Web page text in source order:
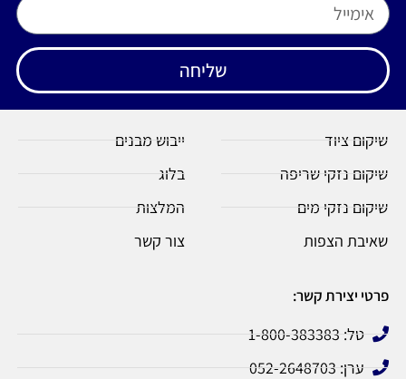
שליחה
שיקום ציוד
שיקום נזקי שריפה
שיקום נזקי מים
שאיבת הצפות
ייבוש מבנים
בלוג
המלצות
צור קשר
פרטי יצירת קשר:
טל: 1-800-383383
ערן: 052-2648703